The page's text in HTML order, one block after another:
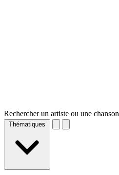
Rechercher un artiste ou une chanson
Thématiques